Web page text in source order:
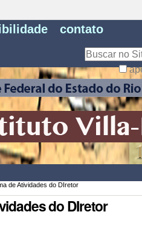
contato
de Atividades do DIretor
do DIretor